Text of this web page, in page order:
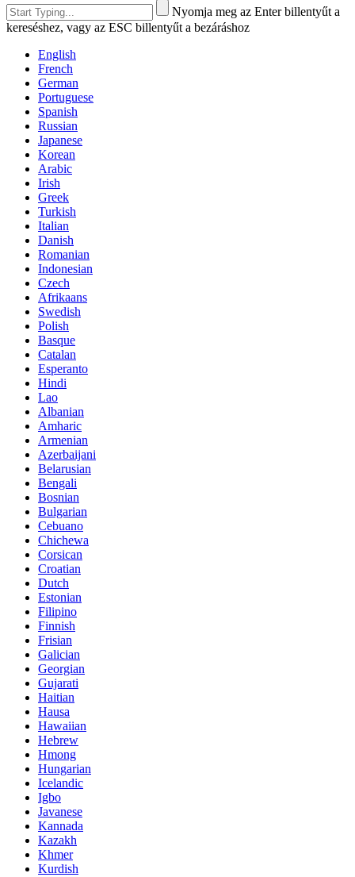
Nyomja meg az Enter billentyűt a
kereséshez, vagy az ESC billentyűt a bezáráshoz
English
French
German
Portuguese
Spanish
Russian
Japanese
Korean
Arabic
Irish
Greek
Turkish
Italian
Danish
Romanian
Indonesian
Czech
Afrikaans
Swedish
Polish
Basque
Catalan
Esperanto
Hindi
Lao
Albanian
Amharic
Armenian
Azerbaijani
Belarusian
Bengali
Bosnian
Bulgarian
Cebuano
Chichewa
Corsican
Croatian
Dutch
Estonian
Filipino
Finnish
Frisian
Galician
Georgian
Gujarati
Haitian
Hausa
Hawaiian
Hebrew
Hmong
Hungarian
Icelandic
Igbo
Javanese
Kannada
Kazakh
Khmer
Kurdish